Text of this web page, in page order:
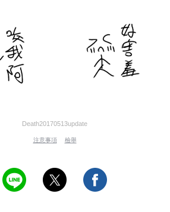
Death20170513update
注意事項 檢舉